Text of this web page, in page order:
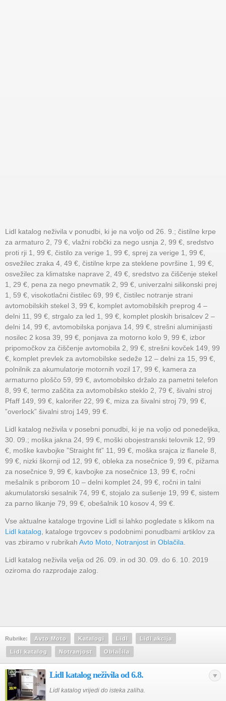
Lidl katalog neživila v ponudbi, ki je na voljo od 26. 9.; čistilne krpe
za armaturo 2, 79 €, vlažni robčki za nego usnja 2, 99 €, sredstvo
proti rji 1, 99 €, čistilo za verige 1, 99 €, sprej za verige 1, 99 €,
osvežilec zraka 4, 49 €, čistilne krpe za steklene površine 1, 99 €,
osvežilec za klimatske naprave 2, 49 €, sredstvo za čiščenje stekel
1, 29 €, pena za nego pnevmatik 2, 99 €, univerzalni silikonski prej
1, 59 €, visokotlačni čistilec 69, 99 €, čistilec notranje strani
avtomobilskih stekel 3, 99 €, komplet avtomobilskih preprog 4 –
delni 11, 99 €, strgalo za led 1, 99 €, komplet ploskih brisalcev 2 –
delni 14, 99 €, avtomobilska ponjava 14, 99 €, strešni aluminijasti
nosilec 2 kosa 39, 99 €, ponjava za motorno kolo 9, 99 €, izbor
pripomočkov za čiščenje avtomobila 2, 99 €, strešni kovček 149, 99
€, komplet prevlek za avtomobilske sedeže 12 – delni za 15, 99 €,
polnilnik za akumulatorje motornih vozil 17, 99 €, kamera za
armaturno ploščo 59, 99 €, avtomobilsko držalo za pametni telefon
8, 99 €, termo zaščita za avtomobilsko steklo 2, 79 €, šivalni stroj
Pfaff 149, 99 €, kalorifer 22, 99 €, miza za šivalni stroj 79, 99 €,
”overlock” šivalni stroj 149, 99 €.
Lidl katalog neživila v posebni ponudbi, ki je na voljo od ponedeljka,
30. 09.; moška jakna 24, 99 €, moški obojestranski telovnik 12, 99
€, moške kavbojke ”Straight fit” 11, 99 €, moška srajca iz flanele 8,
99 €, nizki škornji od 12, 99 €, obleka za nosečnice 9, 99 €, pižama
za nosečnice 9, 99 €, kavbojke za nosečnice 13, 99 €, ročni
mešalnik s priborom 10 – delni komplet 24, 99 €, ročni in talni
akumulatorski sesalnik 74, 99 €, stojalo za sušenje 19, 99 €, sistem
za parno likanje 79, 99 €, obešalnik 10 kosov 4, 99 €.
Vse aktualne kataloge trgovine Lidl si lahko pogledate s klikom na
Lidl katalog , kataloge trgovcev s podobnimi ponudbami artiklov za
vas zbiramo v rubrikah Avto Moto Notranjost in Oblačila
Lidl katalog neživila velja od 26. 09. in od 30. 09. do 6. 10. 2019
oziroma do razprodaje zalog.
Rubrike: Avto Moto Katalogi Lidl Lidl akcija
Lidl katalog Notranjost Oblačila
Lidl katalog neživila od 6.8.
Lidl katalog vrijedi do isteka zaliha.